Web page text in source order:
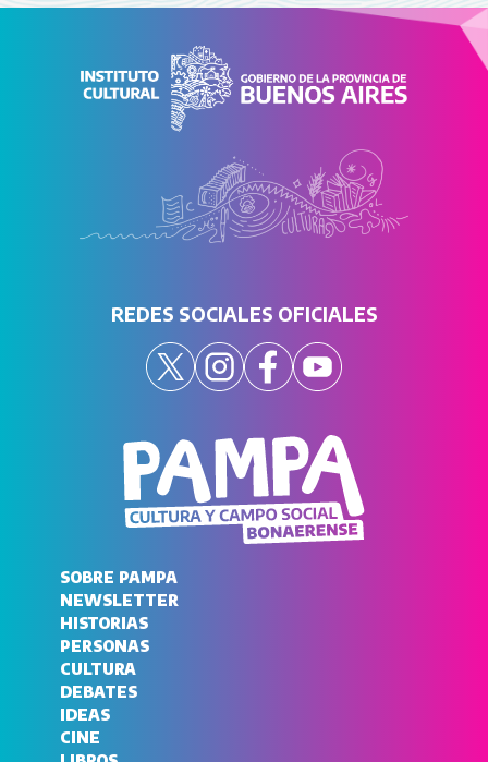
REDES SOCIALES OFICIALES
SOBRE PAMPA
NEWSLETTER
HISTORIAS
PERSONAS
CULTURA
DEBATES
IDEAS
CINE